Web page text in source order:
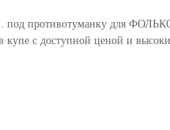
под противотуманку для
купе с доступной ценой и